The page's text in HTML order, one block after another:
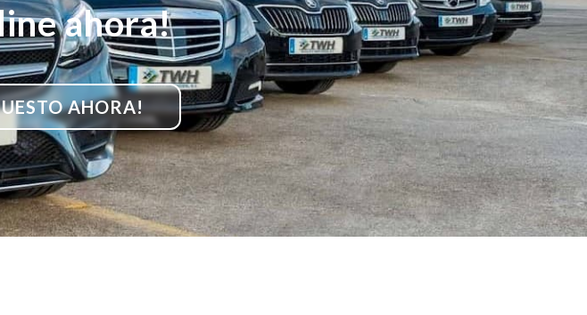
ahora!
AHORA!